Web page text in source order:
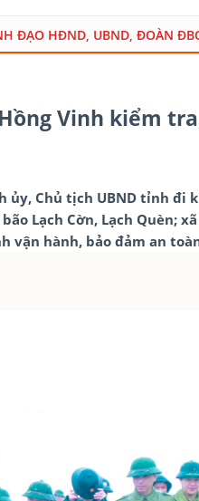
ĐẠO HĐND, UBND, ĐOÀN
Vinh kiểm
ủy, Chủ tịch UBND tỉnh đi
Lạch Cờn, Lạch Quèn;
vận hành, bảo đảm an